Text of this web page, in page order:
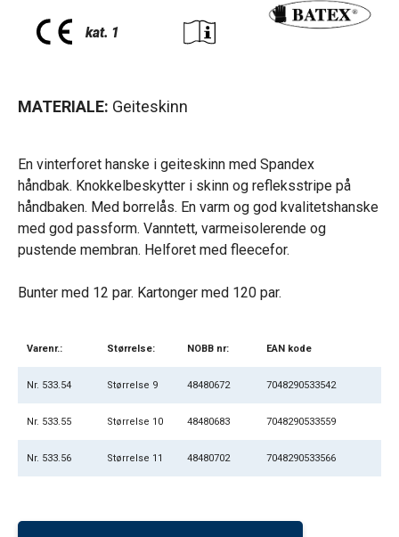
MATERIALE: Geiteskinn
En vinterforet hanske i geiteskinn med Spandex
håndbak. Knokkelbeskytter i skinn og refleksstripe på
håndbaken. Med borrelås. En varm og god kvalitetshanske
med god passform. Vanntett, varmeisolerende og
pustende membran. Helforet med fleecefor.
Bunter med 12 par. Kartonger med 120 par.
Varenr.: Størrelse: NOBB nr: EAN kode
Nr. 533.54 Størrelse 9 48480672 7048290533542
Nr. 533.55 Størrelse 10 48480683 7048290533559
Nr. 533.56 Størrelse 11 48480702 7048290533566